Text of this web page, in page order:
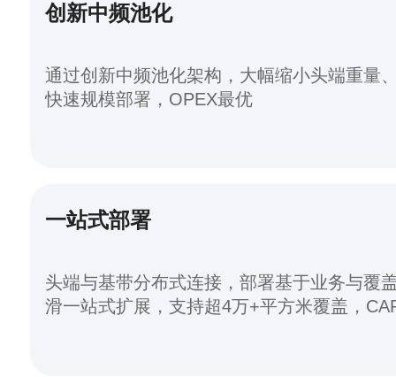
创新中频池化
通过创新中频池化架构，大幅缩小头端重量
快速规模部署，OPEX最优
一站式部署
头端与基带分布式连接，部署基于业务与覆
滑一站式扩展，支持超4万+平方米覆盖，